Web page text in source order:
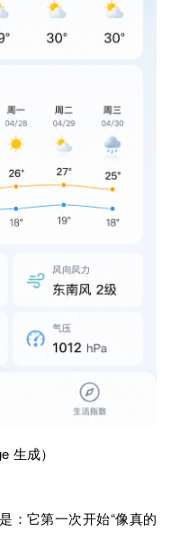
生成）
：它第一次开始“像真的